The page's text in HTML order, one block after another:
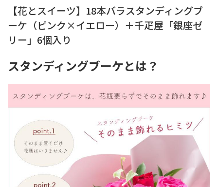
【花とスイーツ】18本バラスタンディングブ
ーケ（ピンク×イエロー）＋千疋屋「銀座ゼ
リー」6個入り
スタンディングブーケとは？